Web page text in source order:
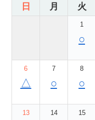
日 月 火
1
○
6
△
7
○
8
○
13 14 15